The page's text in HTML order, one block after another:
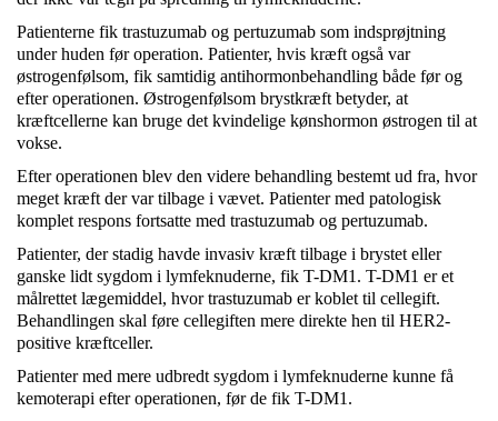
Patienterne fik trastuzumab og pertuzumab som indsprøjtning
under huden før operation. Patienter, hvis kræft også var
østrogenfølsom, fik samtidig antihormonbehandling både før og
efter operationen. Østrogenfølsom brystkræft betyder, at
kræftcellerne kan bruge det kvindelige kønshormon østrogen til at
vokse.
Efter operationen blev den videre behandling bestemt ud fra, hvor
meget kræft der var tilbage i vævet. Patienter med patologisk
komplet respons fortsatte med trastuzumab og pertuzumab.
Patienter, der stadig havde invasiv kræft tilbage i brystet eller
ganske lidt sygdom i lymfeknuderne, fik T-DM1. T-DM1 er et
målrettet lægemiddel, hvor trastuzumab er koblet til cellegift.
Behandlingen skal føre cellegiften mere direkte hen til HER2-
positive kræftceller.
Patienter med mere udbredt sygdom i lymfeknuderne kunne få
kemoterapi efter operationen, før de fik T-DM1.